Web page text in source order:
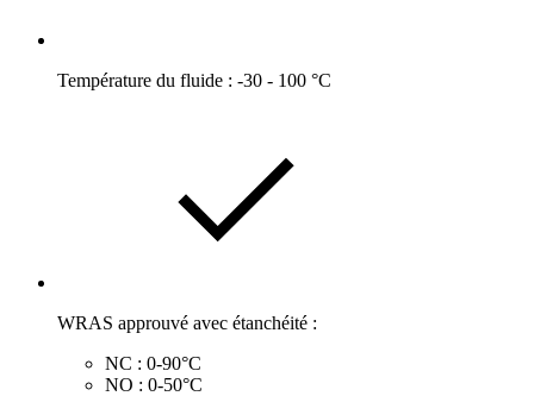
Température du fluide : -30 - 100 °C
WRAS approuvé avec étanchéité :
NC : 0-90°C
NO : 0-50°C